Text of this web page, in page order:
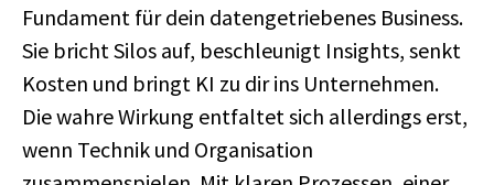
Fundament für dein datengetriebenes Business.
Sie bricht Silos auf, beschleunigt Insights, senkt
Kosten und bringt KI zu dir ins Unternehmen.
Die wahre Wirkung entfaltet sich allerdings erst,
wenn Technik und Organisation